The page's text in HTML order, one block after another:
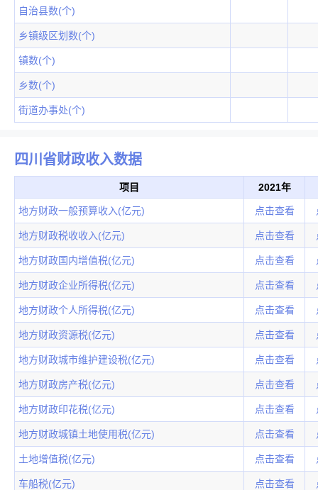
自治县数(个)
乡镇级区划数(个)
镇数(个)
乡数(个)
街道办事处(个)
四川省财政收入数据
项目 2021年
地方财政一般预算收入(亿元) 点击查看
地方财政税收收入(亿元) 点击查看
地方财政国内增值税(亿元) 点击查看
地方财政企业所得税(亿元) 点击查看
地方财政个人所得税(亿元) 点击查看
地方财政资源税(亿元) 点击查看
地方财政城市维护建设税(亿元) 点击查看
地方财政房产税(亿元) 点击查看
地方财政印花税(亿元) 点击查看
地方财政城镇土地使用税(亿元) 点击查看
土地增值税(亿元) 点击查看
车船税(亿元) 点击查看